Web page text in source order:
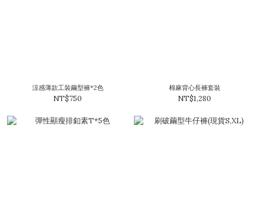
涼感薄款工裝繭型褲*2色
NT$750
棉麻背心長褲套裝
NT$1,280